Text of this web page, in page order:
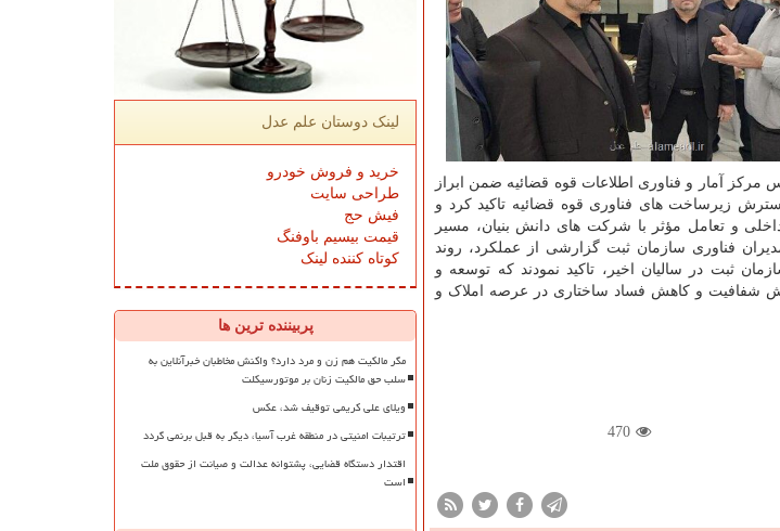
مرکز آمار و فناوری اطلاعات قوه قضائیه ضمن ابراز
زیرساخت های فناوری قوه قضائیه تاکید کرد و
و تعامل مؤثر با شرکت های دانش بنیان، مسیر
فناوری سازمان ثبت گزارشی از عملکرد، روند
ثبت در سالیان اخیر، تاکید نمودند که توسعه و
شفافیت و کاهش فساد ساختاری در عرصه املاک و
470
لینک دوستان علم عدل
خرید و فروش خودرو
طراحی سایت
فیش حج
قیمت بیسیم باوفنگ
کوتاه کننده لینک
پربیننده ترین ها
مگر مالکیت هم زن و مرد دارد؟ واکنش مخاطبان خبرآنلاین به
سلب حق مالکیت زنان بر موتورسیکلت
ویلای علی کریمی توقیف شد، عکس
ترتیبات امنیتی در منطقه غرب آسیا، دیگر به قبل برنمی گردد
اقتدار دستگاه قضایی، پشتوانه عدالت و صیانت از حقوق ملت
است